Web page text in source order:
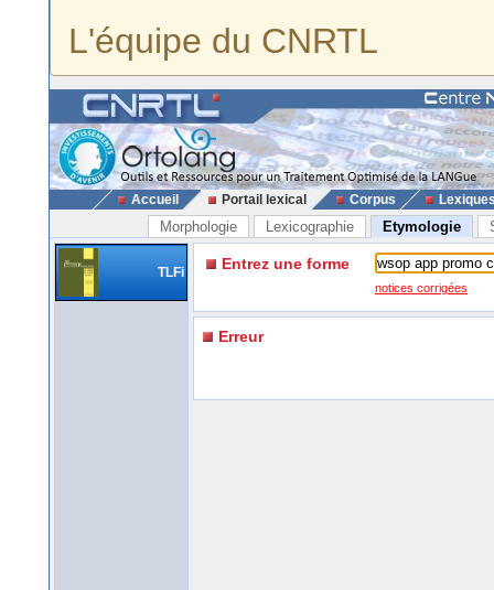
L'équipe du CNRTL
Accueil Portail lexical Corpus
Morphologie Lexicographie Etymologie
TLFi Entrez une forme
notices corrigées
Erreur